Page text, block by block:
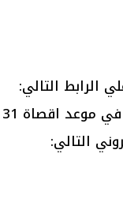
الرابط التالي:
في موعد اقصاة 31